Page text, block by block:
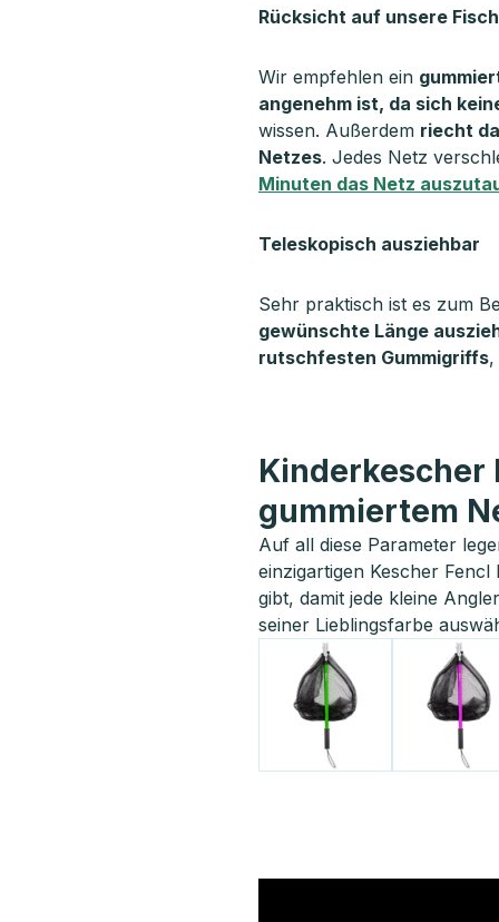
Rücksicht auf unsere
Wir empfehlen ein
angenehm ist, da sich
wissen. Außerdem riecht
Netzes. Jedes Netz
Minuten das Netz
Teleskopisch ausziehbar
Sehr praktisch ist es zum
gewünschte Länge
rutschfesten Gummigriffs,
Kinderkescher
gummiertem
Auf all diese Parameter
einzigartigen Kescher
gibt, damit jede kleine
seiner Lieblingsfarbe